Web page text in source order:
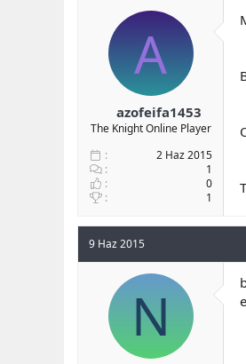
b
ş
l
t
a
n
A
azofeifa1453
The Knight Online Player
2 Haz 2015
1
0
1
9 Haz 2015
N